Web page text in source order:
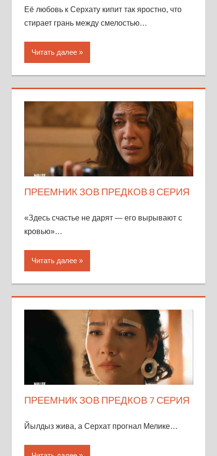
Её любовь к Серхату кипит так яростно, что
стирает грань между смелостью…
Читать далее
ПРЕЕМНИК ЗОВ ПРЕДКОВ 8 СЕРИЯ
«Здесь счастье не дарят — его вырывают с
кровью»…
Читать далее
ПРЕЕМНИК ЗОВ ПРЕДКОВ 7 СЕРИЯ
Йылдыз жива, а Серхат прогнал Мелике…